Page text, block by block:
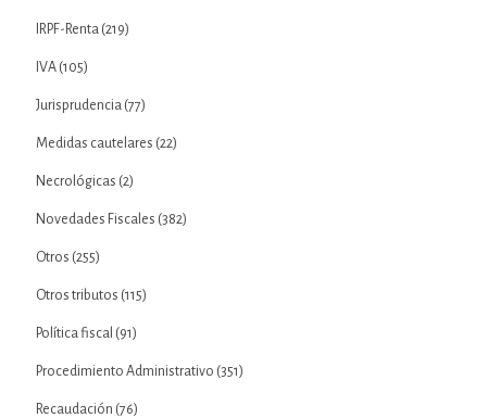
IRPF-Renta (219)
IVA (105)
Jurisprudencia (77)
Medidas cautelares (22)
Necrológicas (2)
Novedades Fiscales (382)
Otros (255)
Otros tributos (115)
Política fiscal (91)
Procedimiento Administrativo (351)
Recaudación (76)